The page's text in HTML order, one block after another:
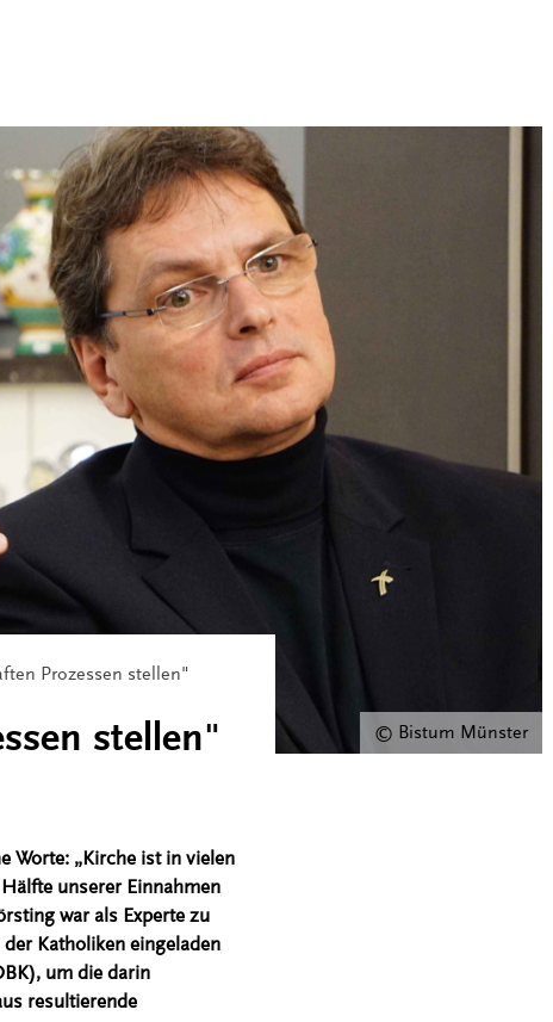
© Bistum Münster
Prozessen stellen"
stellen"
Worte: „Kirche ist in vielen
unserer Einnahmen
war als Experte zu
Katholiken eingeladen
um die darin
resultierende